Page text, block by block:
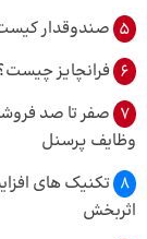
5 صندوقدار
6 فرانچایز
7 صفر تا صد
وظایف پرسنل
8
اثربخش